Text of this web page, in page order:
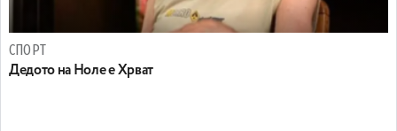
СПОРТ
Дедото на Ноле е Хрват